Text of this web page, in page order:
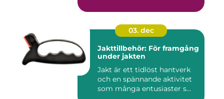
03. dec
Jakttillbehör: För framgång
under jakten
Jakt är ett tidlöst hantverk
och en spännande aktivitet
som många entusiaster s...